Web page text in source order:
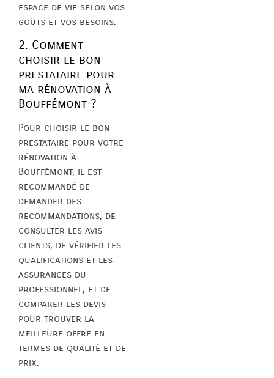
espace de vie selon vos
goûts et vos besoins.
2. Comment
choisir le bon
prestataire pour
ma rénovation à
Bouffémont ?
Pour choisir le bon
prestataire pour votre
rénovation à
Bouffémont, il est
recommandé de
demander des
recommandations, de
consulter les avis
clients, de vérifier les
qualifications et les
assurances du
professionnel, et de
comparer les devis
pour trouver la
meilleure offre en
termes de qualité et de
prix.